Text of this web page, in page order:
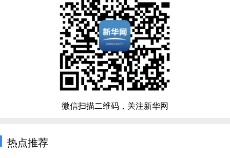
微信扫描二维码，关注新华网
热点推荐